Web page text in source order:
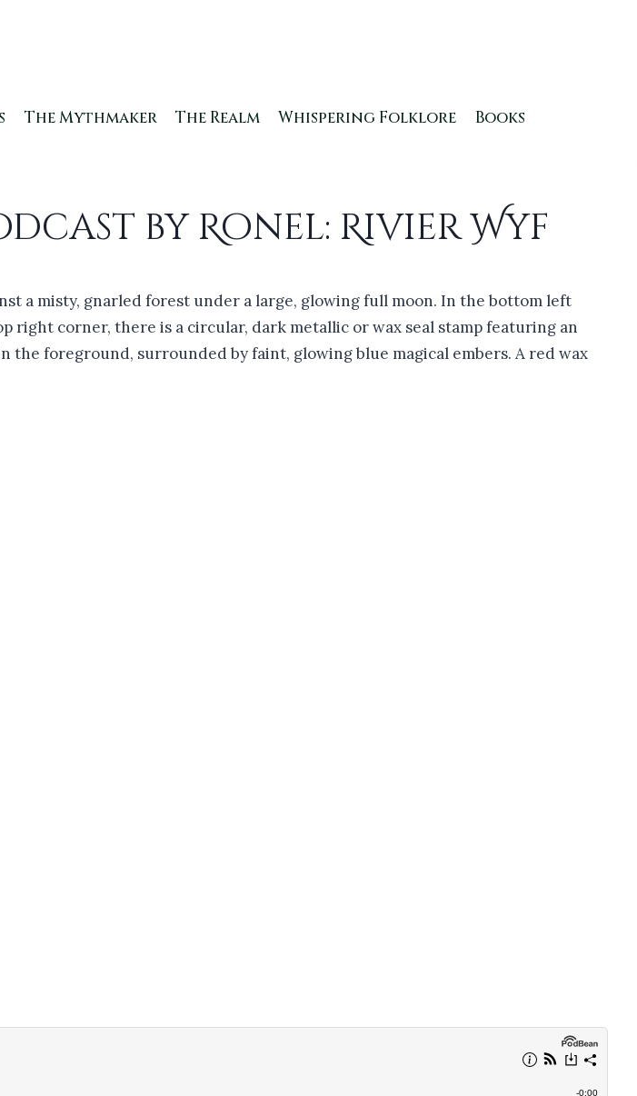
The Mythmaker The Realm Whispering Folklore Books
by Ronel: Rivier Wyf